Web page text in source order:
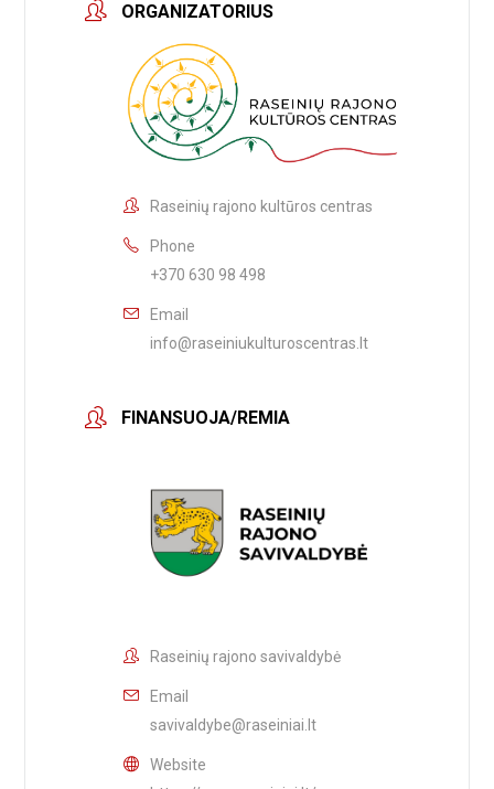
ORGANIZATORIUS
Raseinių rajono kultūros centras
Phone
+370 630 98 498
Email
info@raseiniukulturoscentras.lt
FINANSUOJA/REMIA
Raseinių rajono savivaldybė
Email
savivaldybe@raseiniai.lt
Website